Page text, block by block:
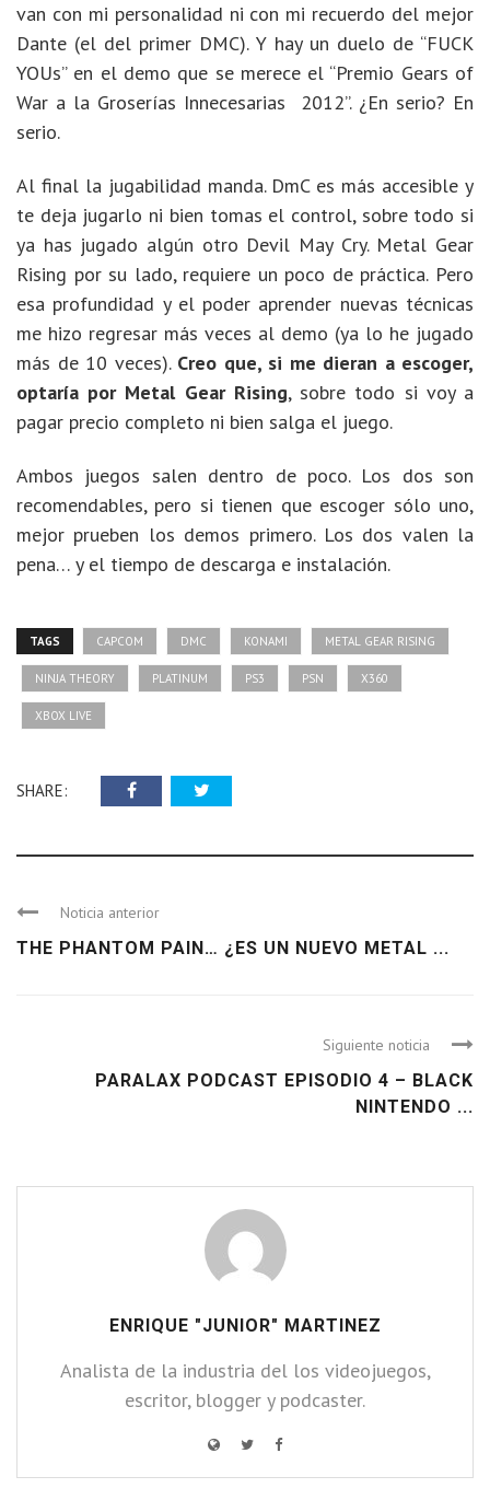
van con mi personalidad ni con mi recuerdo del mejor
Dante (el del primer DMC). Y hay un duelo de “FUCK
YOUs” en el demo que se merece el “Premio Gears of
War a la Groserías Innecesarias 2012”. ¿En serio? En
serio.
Al final la jugabilidad manda. DmC es más accesible y
te deja jugarlo ni bien tomas el control, sobre todo si
ya has jugado algún otro Devil May Cry. Metal Gear
Rising por su lado, requiere un poco de práctica. Pero
esa profundidad y el poder aprender nuevas técnicas
me hizo regresar más veces al demo (ya lo he jugado
más de 10 veces). Creo que, si me dieran a escoger,
optaría por Metal Gear Rising, sobre todo si voy a
pagar precio completo ni bien salga el juego.
Ambos juegos salen dentro de poco. Los dos son
recomendables, pero si tienen que escoger sólo uno,
mejor prueben los demos primero. Los dos valen la
pena… y el tiempo de descarga e instalación.
TAGS CAPCOM DMC KONAMI METAL GEAR RISING
NINJA THEORY PLATINUM PS3 PSN X360
XBOX LIVE
SHARE:
Noticia anterior
THE PHANTOM PAIN… ¿ES UN NUEVO METAL ...
Siguiente noticia
PARALAX PODCAST EPISODIO 4 – BLACK
NINTENDO ...
ENRIQUE "JUNIOR" MARTINEZ
Analista de la industria del los videojuegos,
escritor, blogger y podcaster.